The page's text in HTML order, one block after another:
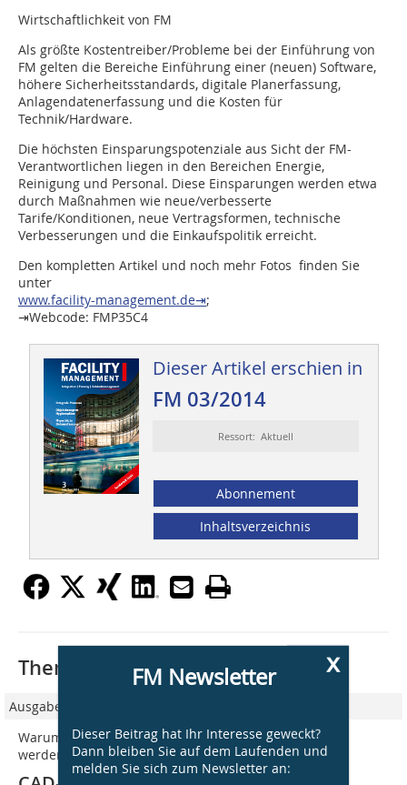
Wirtschaftlichkeit von FM
Als größte Kostentreiber/Probleme bei der Einführung von
FM gelten die Bereiche Einführung einer (neuen) Software,
höhere Sicherheitsstandards, digitale Planerfassung,
Anlagendatenerfassung und die Kosten für
Technik/Hardware.
Die höchsten Einsparungspotenziale aus Sicht der FM-
Verantwortlichen liegen in den Bereichen Energie,
Reinigung und Personal. Diese Einsparungen werden etwa
durch Maßnahmen wie neue/verbesserte
Tarife/Konditionen, neue Vertragsformen, technische
Verbesserungen und die Einkaufspolitik erreicht.
Den kompletten Artikel und noch mehr Fotos finden Sie
unter
www.facility-management.de⇥;
⇥Webcode: FMP35C4
Dieser Artikel erschien in
FM 03/2014
Ressort: Aktuell
Abonnement
Inhaltsverzeichnis
x
FM Newsletter
Dieser Beitrag hat Ihr Interesse geweckt?
Dann bleiben Sie auf dem Laufenden und
melden Sie sich zum Newsletter an:
Thematisch passende Artikel:
Ausgabe 06/2015
Warum FM-gerechte Planungsdaten immer wichtiger
werden